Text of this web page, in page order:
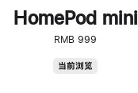
HomePod mini
RMB 999
当前浏览